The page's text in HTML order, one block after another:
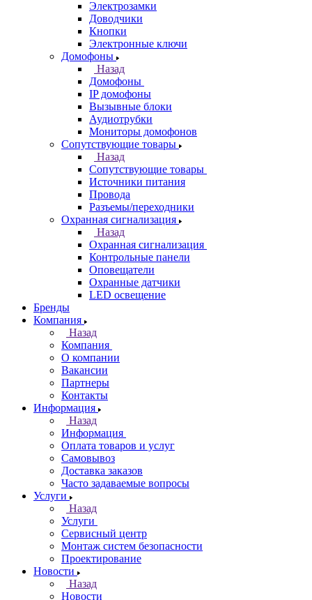
Электрозамки
Доводчики
Кнопки
Электронные ключи
Домофоны
Назад
Домофоны
IP домофоны
Вызывные блоки
Аудиотрубки
Мониторы домофонов
Сопутствующие товары
Назад
Сопутствующие товары
Источники питания
Провода
Разъемы/переходники
Охранная сигнализация
Назад
Охранная сигнализация
Контрольные панели
Оповещатели
Охранные датчики
LED освещение
Бренды
Компания
Назад
Компания
О компании
Вакансии
Партнеры
Контакты
Информация
Назад
Информация
Оплата товаров и услуг
Самовывоз
Доставка заказов
Часто задаваемые вопросы
Услуги
Назад
Услуги
Сервисный центр
Монтаж систем безопасности
Проектирование
Новости
Назад
Новости